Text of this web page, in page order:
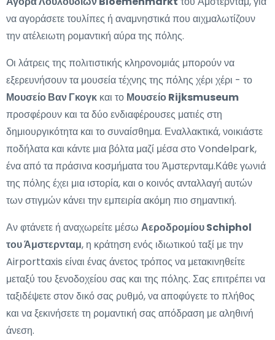
να αγοράσετε τουλίπες ή αναμνηστικά που αιχμαλωτίζουν
την ατέλειωτη ρομαντική αύρα της πόλης.
Οι λάτρεις της πολιτιστικής κληρονομιάς μπορούν να
εξερευνήσουν τα μουσεία τέχνης της πόλης χέρι χέρι - το
Μουσείο Βαν Γκογκ και το Μουσείο Rijksmuseum
προσφέρουν και τα δύο ενδιαφέρουσες ματιές στη
δημιουργικότητα και το συναίσθημα. Εναλλακτικά, νοικιάστε
ποδήλατα και κάντε μια βόλτα μαζί μέσα στο Vondelpark,
ένα από τα πράσινα κοσμήματα του Άμστερνταμ.Κάθε γωνιά
της πόλης έχει μια ιστορία, και ο κοινός ανταλλαγή αυτών
των στιγμών κάνει την εμπειρία ακόμη πιο σημαντική.
Αν φτάνετε ή αναχωρείτε μέσω Αεροδρομίου Schiphol
του Άμστερνταμ, η κράτηση ενός ιδιωτικού ταξί με την
Airporttaxis είναι ένας άνετος τρόπος να μετακινηθείτε
μεταξύ του ξενοδοχείου σας και της πόλης. Σας επιτρέπει να
ταξιδέψετε στον δικό σας ρυθμό, να αποφύγετε το πλήθος
και να ξεκινήσετε τη ρομαντική σας απόδραση με αληθινή
άνεση.